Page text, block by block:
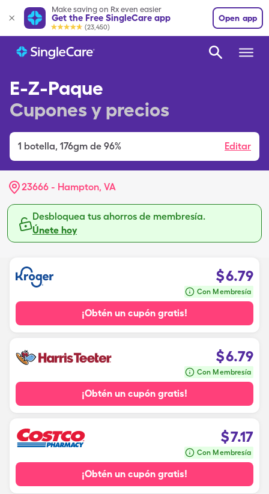
Make saving on Rx even easier
Get the Free SingleCare app
(23,450)
Open app
E-Z-Paque
Cupones y precios
1 botella, 176gm de 96% Editar
23666 - Hampton, VA
Desbloquea tus ahorros de membresía.
Únete hoy
$6.79
Con Membresía
¡Obtén un cupón gratis!
$6.79
Con Membresía
¡Obtén un cupón gratis!
$7.17
Con Membresía
¡Obtén un cupón gratis!